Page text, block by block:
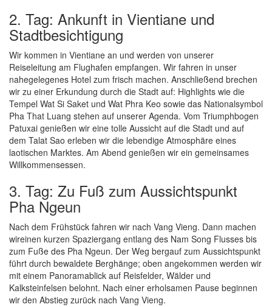
2. Tag: Ankunft in Vientiane und
Stadtbesichtigung
Wir kommen in Vientiane an und werden von unserer
Reiseleitung am Flughafen empfangen. Wir fahren in unser
nahegelegenes Hotel zum frisch machen. Anschließend brechen
wir zu einer Erkundung durch die Stadt auf: Highlights wie die
Tempel Wat Si Saket und Wat Phra Keo sowie das Nationalsymbol
Pha That Luang stehen auf unserer Agenda. Vom Triumphbogen
Patuxai genießen wir eine tolle Aussicht auf die Stadt und auf
dem Talat Sao erleben wir die lebendige Atmosphäre eines
laotischen Marktes. Am Abend genießen wir ein gemeinsames
Willkommensessen.
3. Tag: Zu Fuß zum Aussichtspunkt
Pha Ngeun
Nach dem Frühstück fahren wir nach Vang Vieng. Dann machen
wireinen kurzen Spaziergang entlang des Nam Song Flusses bis
zum Fuße des Pha Ngeun. Der Weg bergauf zum Aussichtspunkt
führt durch bewaldete Berghänge; oben angekommen werden wir
mit einem Panoramablick auf Reisfelder, Wälder und
Kalksteinfelsen belohnt. Nach einer erholsamen Pause beginnen
wir den Abstieg zurück nach Vang Vieng.